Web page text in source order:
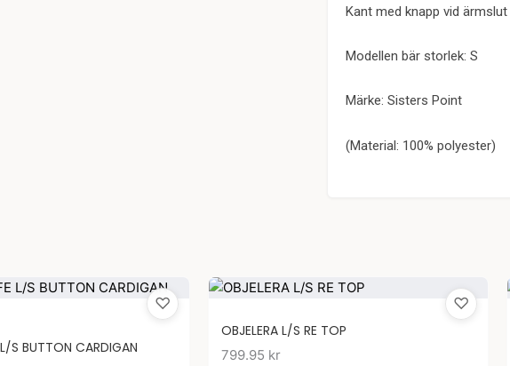
Kant med knapp vid ärmslut
Modellen bär storlek: S
Märke: Sisters Point
(Material: 100% polyester)
♡
S BUTTON CARDIGAN
♡
OBJELERA L/S RE TOP
799.95 kr